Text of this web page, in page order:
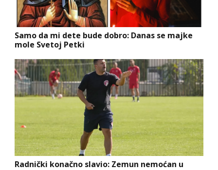
Samo da mi dete bude dobro: Danas se majke
mole Svetoj Petki
Radnički konačno slavio: Zemun nemoćan u